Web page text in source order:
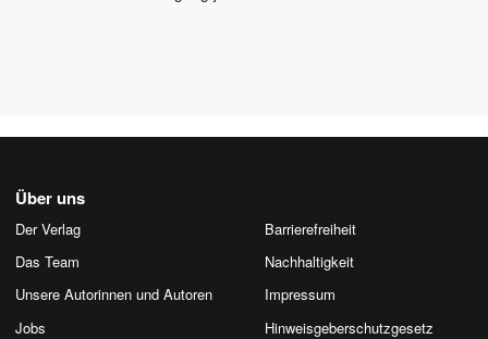
Über uns
Der Verlag
Das Team
Unsere Autorinnen und Autoren
Jobs
Barrierefreiheit
Nachhaltigkeit
Impressum
Hinweis­geber­schutz­gesetz